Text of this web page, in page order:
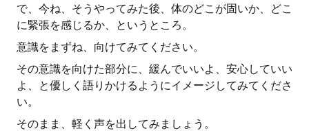
で、今ね、そうやってみた後、体のどこが固いか、どこ
に緊張を感じるか、というところ。
意識をまずね、向けてみてください。
その意識を向けた部分に、緩んでいいよ、安心していい
よ、と優しく語りかけるようにイメージしてみてくださ
い。
そのまま、軽く声を出してみましょう。